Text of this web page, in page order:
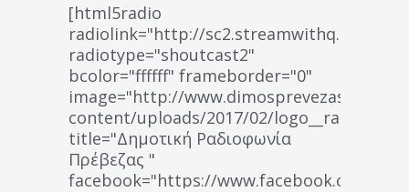
[html5radio
radiolink="http://
radiotype="shoutcast2"
bcolor="ffffff" frameborder="0"
image="http://www.dimosprevezas.gr/wp-
content/uploads/2017/02/
title="Δημοτική Ραδιοφωνία
Πρέβεζας "
facebook="https://www.facebook.com/